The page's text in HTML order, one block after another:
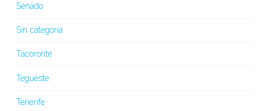
Senado
Sin categoría
Tacoronte
Tegueste
Tenerife